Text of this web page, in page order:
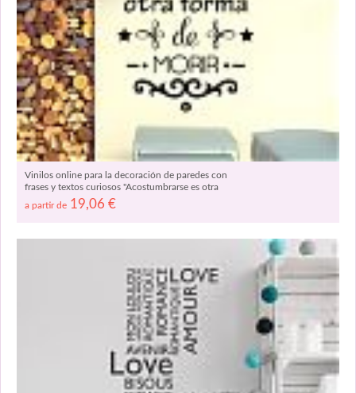
Vinilos online para la decoración de paredes con
frases y textos curiosos "Acostumbrarse es otra
forma de morir" 03192
a partir de 19,06 €